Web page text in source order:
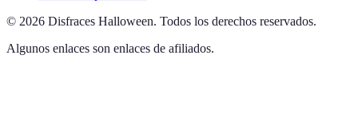
© 2026 Disfraces Halloween. Todos los derechos reservados.
Algunos enlaces son enlaces de afiliados.